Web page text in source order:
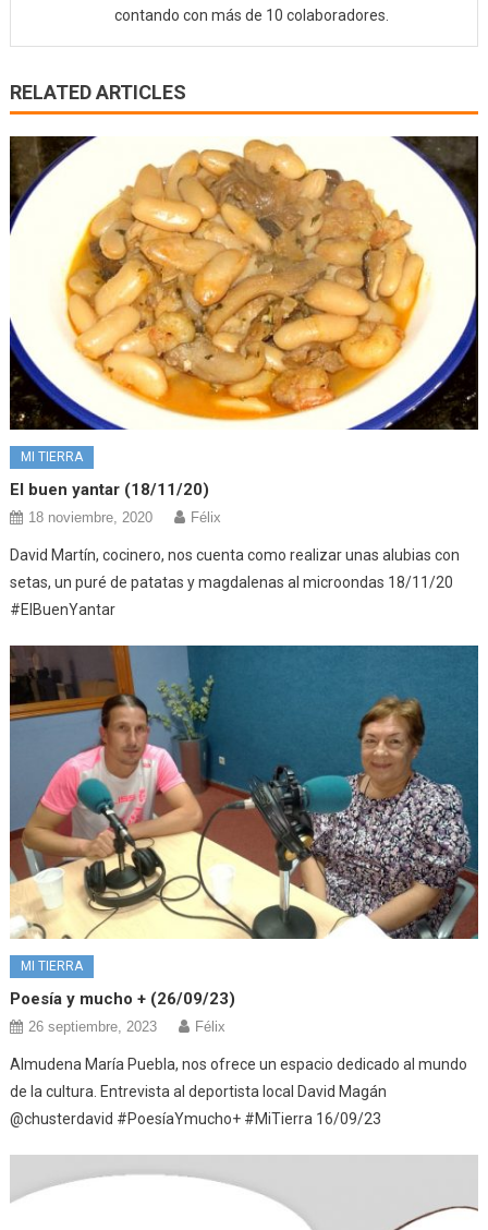
contando con más de 10 colaboradores.
RELATED ARTICLES
MI TIERRA
El buen yantar (18/11/20)
18 noviembre, 2020 Félix
David Martín, cocinero, nos cuenta como realizar unas alubias con
setas, un puré de patatas y magdalenas al microondas 18/11/20
#ElBuenYantar
MI TIERRA
Poesía y mucho + (26/09/23)
26 septiembre, 2023 Félix
Almudena María Puebla, nos ofrece un espacio dedicado al mundo
de la cultura. Entrevista al deportista local David Magán
@chusterdavid #PoesíaYmucho+ #MiTierra 16/09/23